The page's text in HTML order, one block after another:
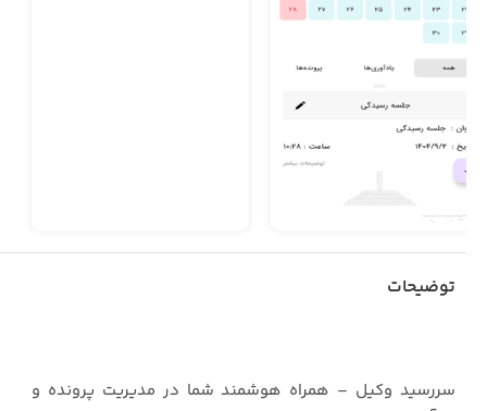
توضیحات
سررسید وکیل – همراه هوشمند شما در مدیریت پرونده و